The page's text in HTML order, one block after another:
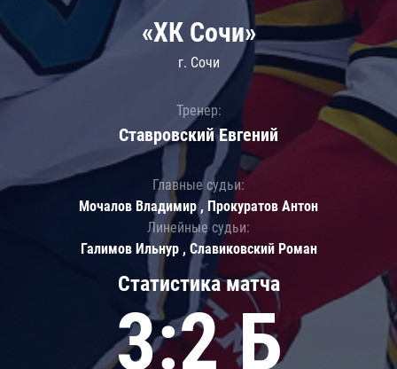
Статистика матча
3:2 Б
«ХК Сочи»
г. Сочи
Тренер:
Ставровский Евгений
Главные судьи:
Мочалов Владимир , Прокуратов Антон
Линейные судьи:
Галимов Ильнур , Славиковский Роман